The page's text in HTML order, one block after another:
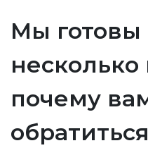
Мы готовы
почему